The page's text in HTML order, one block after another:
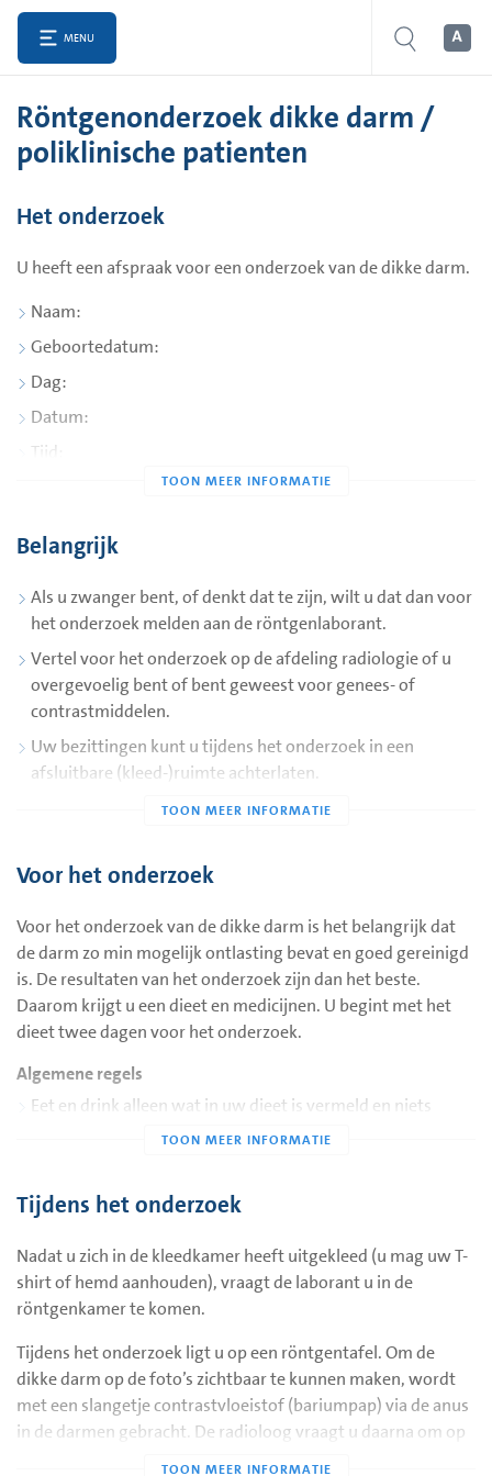
MENU
Röntgenonderzoek dikke darm /
poliklinische patienten
Het onderzoek
U heeft een afspraak voor een onderzoek van de dikke darm.
Naam:
Geboortedatum:
Dag:
Datum:
Tijd:
Locatie: Beatrixziekenhuis, Gorinchem
Deze folder informeert u over het onderzoek en de
voorbereidingen die nodig zijn om het onderzoek goed te
laten verlopen.
Belangrijk
Als u zwanger bent, of denkt dat te zijn, wilt u dat dan voor
het onderzoek melden aan de röntgenlaborant.
Vertel voor het onderzoek op de afdeling radiologie of u
overgevoelig bent of bent geweest voor genees- of
contrastmiddelen.
Uw bezittingen kunt u tijdens het onderzoek in een
afsluitbare (kleed-)ruimte achterlaten.
Als u verhinderd bent, wilt u ons dat dan zo spoedig
Voor het onderzoek
Voor het onderzoek van de dikke darm is het belangrijk dat
de darm zo min mogelijk ontlasting bevat en goed gereinigd
is. De resultaten van het onderzoek zijn dan het beste.
Daarom krijgt u een dieet en medicijnen. U begint met het
dieet twee dagen voor het onderzoek.
Algemene regels
Eet en drink alleen wat in uw dieet is vermeld en niets
melk, koffiemelk of koffiecreamer is niet toegestaan.
Met de voorgeschreven ‘heldere dranken’ wordt bedoeld:
appelsap, druivensap, water, thee en koffie (zonder melk!).
Niet toegestaan zijn alle koolzuurhoudende dranken.
Uw dieet op dag 1 (twee dagen voor het onderzoek)
Om uiterlijk 8.00 uur
1 flesje magnesiumsulfaat oplossen met water in het flesje.
Tijdens het onderzoek
Nadat u zich in de kleedkamer heeft uitgekleed (u mag uw T-
shirt of hemd aanhouden), vraagt de laborant u in de
röntgenkamer te komen.
Tijdens het onderzoek ligt u op een röntgentafel. Om de
dikke darm op de foto’s zichtbaar te kunnen maken, wordt
met een slangetje contrastvloeistof (bariumpap) via de anus
in de darmen gebracht. De radioloog vraagt u daarna om op